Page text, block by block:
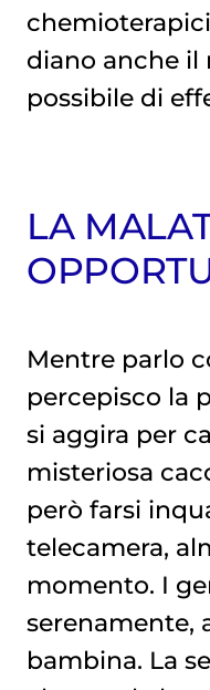
diano anche
possibile di
LA
Mentre parlo
percepisco la
si aggira per
misteriosa
però farsi
telecamera,
momento. I
serenamente,
bambina. La